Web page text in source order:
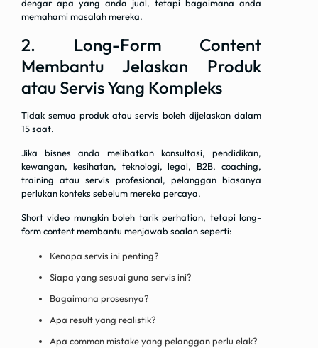
dengar apa yang anda jual, tetapi bagaimana anda
memahami masalah mereka.
2. Long-Form Content
Membantu Jelaskan Produk
atau Servis Yang Kompleks
Tidak semua produk atau servis boleh dijelaskan dalam
15 saat.
Jika bisnes anda melibatkan konsultasi, pendidikan,
kewangan, kesihatan, teknologi, legal, B2B, coaching,
training atau servis profesional, pelanggan biasanya
perlukan konteks sebelum mereka percaya.
Short video mungkin boleh tarik perhatian, tetapi long-
form content membantu menjawab soalan seperti:
Kenapa servis ini penting?
Siapa yang sesuai guna servis ini?
Bagaimana prosesnya?
Apa result yang realistik?
Apa common mistake yang pelanggan perlu elak?